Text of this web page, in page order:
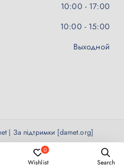
10:00 - 17:00
10:00 - 15:00
Выходной
| За підтримки [damet.org]
0
Wishlist Search